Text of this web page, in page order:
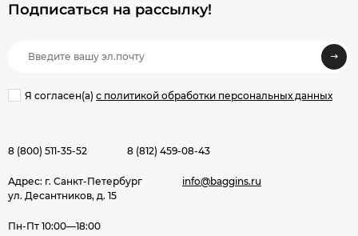
Подписаться на рассылкy!
Я согласен(a) с политикой обработки персональных данных
8 (800) 511-35-52 8 (812) 459-08-43
Адрес: г. Санкт-Петербург
ул. Десантников, д. 15
info@baggins.ru
Пн-Пт 10:00—18:00